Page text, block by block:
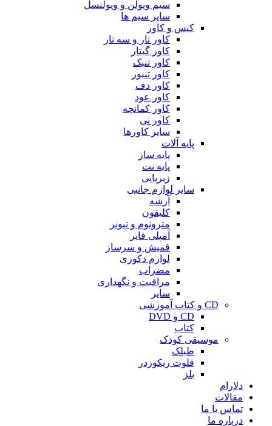
سیم ویولن و ویولنسل
سایر سیم ها
کیس و کاور
کاور تار و سه تار
کاور گیتار
کاور تنبک
کاور تنبور
کاور دف
کاور عود
کاور کمانچه
کاور نی
سایر کاورها
پایه آلات
پایه ساز
پایه نت
زیرپایی
سایر لوازم جانبی
آرشه
کلیفون
مترونوم و تیونر
آمپلی فایر
قمیش و سرساز
لوازم دکوری
مضراب
مراقبت و نگهداری
سایر
CD و کتاب آموزشی
CD و DVD
کتاب
موسیقی کودک
طبلک
فلوت ریکوردر
بلز
دلارام
مقالات
تماس با ما
درباره ما